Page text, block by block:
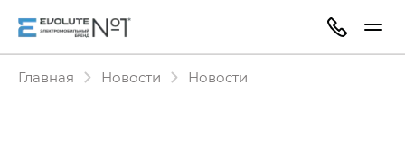
Главная Новости Новости